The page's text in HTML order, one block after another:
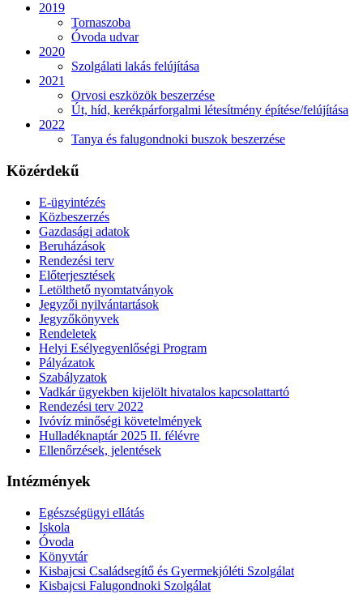
2019
Tornaszoba
Óvoda udvar
2020
Szolgálati lakás felújítása
2021
Orvosi eszközök beszerzése
Út, híd, kerékpárforgalmi létesítmény építése/felújítása
2022
Tanya és falugondnoki buszok beszerzése
Közérdekű
E-ügyintézés
Közbeszerzés
Gazdasági adatok
Beruházások
Rendezési terv
Előterjesztések
Letölthető nyomtatványok
Jegyzői nyilvántartások
Jegyzőkönyvek
Rendeletek
Helyi Esélyegyenlőségi Program
Pályázatok
Szabályzatok
Vadkár ügyekben kijelölt hivatalos kapcsolattartó
Rendezési terv 2022
Ivóvíz minőségi követelmények
Hulladéknaptár 2025 II. félévre
Ellenőrzések, jelentések
Intézmények
Egészségügyi ellátás
Iskola
Óvoda
Könyvtár
Kisbajcsi Családsegítő és Gyermekjóléti Szolgálat
Kisbajcsi Falugondnoki Szolgálat